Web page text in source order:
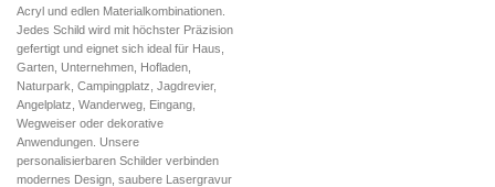
Acryl und edlen Materialkombinationen.
Jedes Schild wird mit höchster Präzision
gefertigt und eignet sich ideal für Haus,
Garten, Unternehmen, Hofladen,
Naturpark, Campingplatz, Jagdrevier,
Angelplatz, Wanderweg, Eingang,
Wegweiser oder dekorative
Anwendungen. Unsere
personalisierbaren Schilder verbinden
modernes Design, saubere Lasergravur